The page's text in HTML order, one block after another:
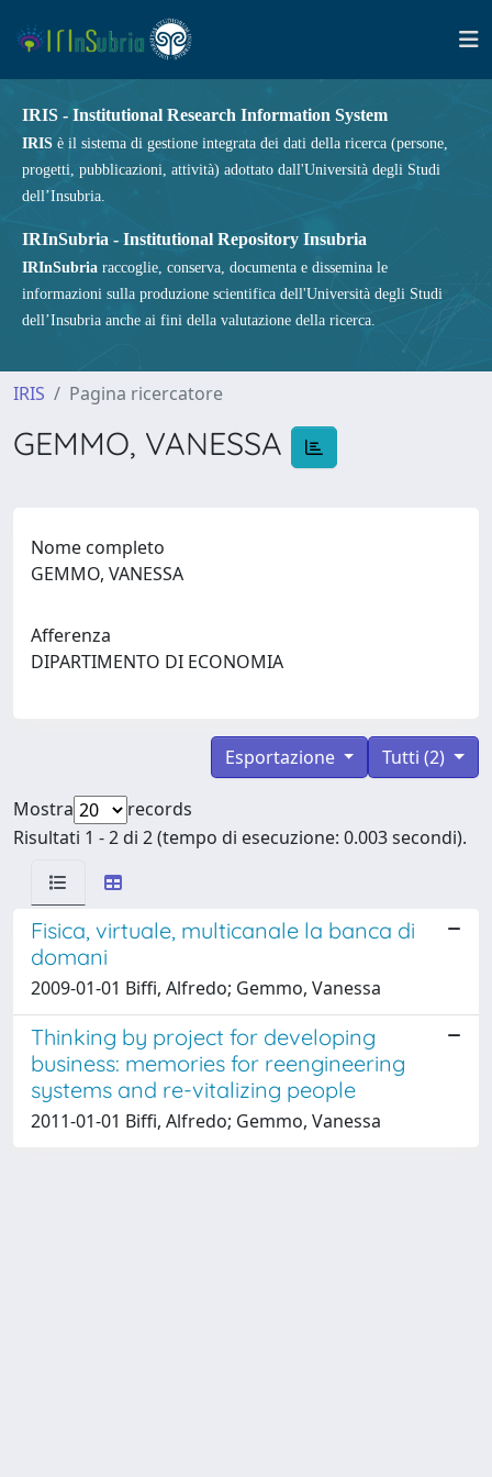
IRIS - Institutional Research Information System
IRIS è il sistema di gestione integrata dei dati della ricerca (persone,
progetti, pubblicazioni, attività) adottato dall'Università degli Studi
dell’Insubria.
IRInSubria - Institutional Repository Insubria
IRInSubria raccoglie, conserva, documenta e dissemina le
informazioni sulla produzione scientifica dell'Università degli Studi
dell’Insubria anche ai fini della valutazione della ricerca.
IRIS Pagina ricercatore
GEMMO, VANESSA
Nome completo
GEMMO, VANESSA
Afferenza
DIPARTIMENTO DI ECONOMIA
Tutti (2)
Esportazione
Mostra
records
Risultati 1 - 2 di 2 (tempo di esecuzione: 0.003 secondi).
Fisica, virtuale, multicanale la banca di
domani
2009-01-01 Biffi, Alfredo; Gemmo, Vanessa
Thinking by project for developing
business: memories for reengineering
systems and re-vitalizing people
2011-01-01 Biffi, Alfredo; Gemmo, Vanessa